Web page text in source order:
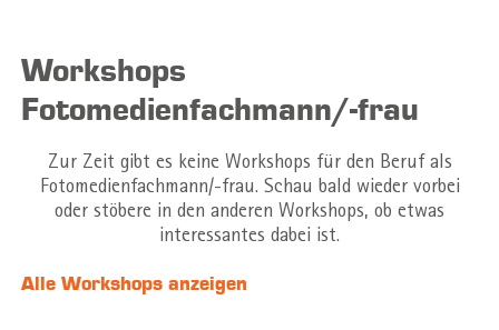
Workshops
Fotomedienfachmann/-frau
Zur Zeit gibt es keine Workshops für den Beruf als
Fotomedienfachmann/-frau. Schau bald wieder vorbei
oder stöbere in den anderen Workshops, ob etwas
interessantes dabei ist.
Alle Workshops anzeigen